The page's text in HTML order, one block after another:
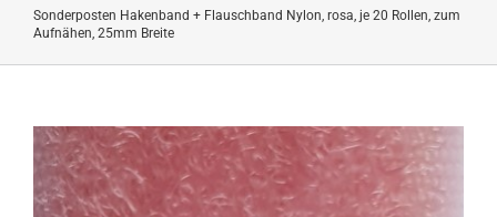
Sonderposten Hakenband + Flauschband Nylon, rosa, je 20 Rollen, zum
Aufnähen, 25mm Breite